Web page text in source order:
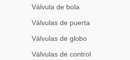
Válvula de bola
Válvulas de puerta
Válvulas de globo
Válvulas de control